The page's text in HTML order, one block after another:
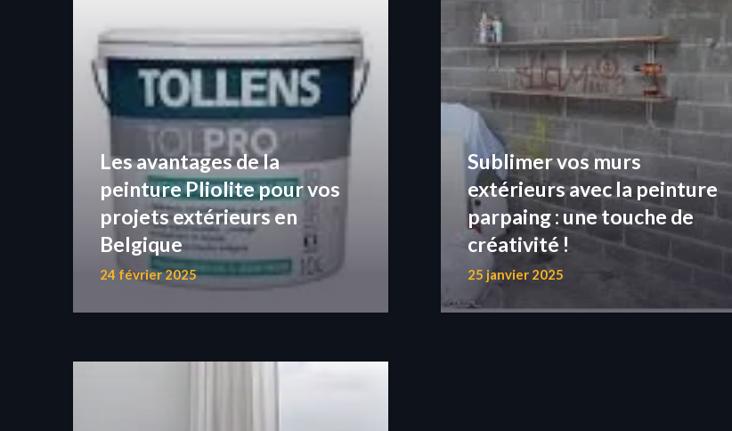
Les avantages de la
peinture Pliolite pour vos
projets extérieurs en
Belgique
24 février 2025
Sublimer vos murs
extérieurs avec la peinture
parpaing : une touche de
créativité !
25 janvier 2025